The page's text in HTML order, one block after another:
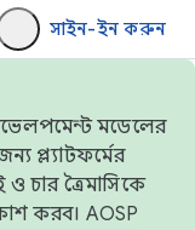
সাইন-ইন করুন
মডেলের
প্ল্যাটফর্মের
চার ত্রৈমাসিকে
করব। AOSP